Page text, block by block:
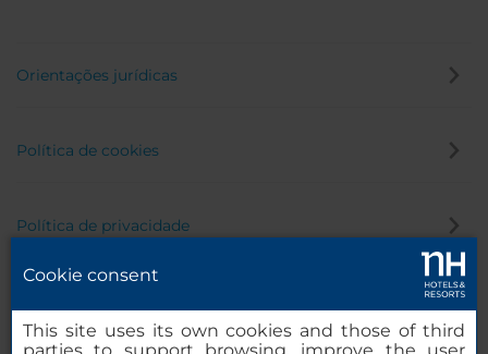
Orientações jurídicas
Política de cookies
Política de privacidade
Cookie consent
This site uses its own cookies and those of third